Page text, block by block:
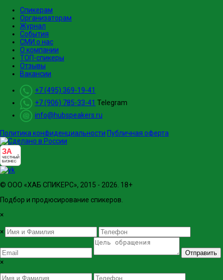
Спикерам
Организаторам
Журнал
События
СМИ о нас
О компании
ТОП-спикеры
Отзывы
Вакансии
+7 (495) 369-19-41
+7 (906) 785-33-41 Telegram
info@hubspeakers.ru
Политика конфиденциальности Публичная оферта
ЗА
ЧЕСТНЫЙ
БИЗНЕС
© ООО «ХАБ СПИКЕРС», 2015 - 2026. 18+
Подбор и продюсирование спикеров.
×
×
Отправить
×